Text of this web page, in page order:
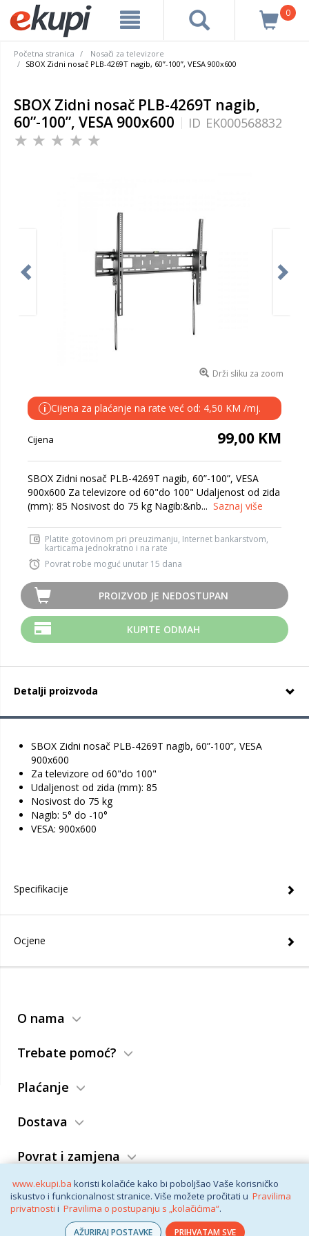
www.ekupi.ba koristi kolačiće kako bi poboljšao Vaše korisničko
iskustvo i funkcionalnost stranice. Više možete pročitati u Pravilima
privatnosti i Pravilima o postupanju s „kolačićima“.
AŽURIRAJ POSTAVKE PRIHVATAM SVE
0
Početna stranica
Nosači za televizore
SBOX Zidni nosač PLB-4269T nagib, 60”-100”, VESA 900x600
SBOX Zidni nosač PLB-4269T nagib,
60”-100”, VESA 900x600
ID EK000568832
Drži sliku za zoom
i Cijena za plaćanje na rate već od: 4,50 KM /mj.
Cijena 99,00 KM
SBOX Zidni nosač PLB-4269T nagib, 60”-100”, VESA
900x600 Za televizore od 60"do 100" Udaljenost od zida
(mm): 85 Nosivost do 75 kg Nagib:&nb... Saznaj više
Platite gotovinom pri preuzimanju, Internet bankarstvom,
karticama jednokratno i na rate
Povrat robe moguć unutar 15 dana
PROIZVOD JE NEDOSTUPAN
KUPITE ODMAH
Detalji proizvoda
SBOX Zidni nosač PLB-4269T nagib, 60”-100”, VESA
900x600
Za televizore od 60"do 100"
Udaljenost od zida (mm): 85
Nosivost do 75 kg
Nagib: 5° do -10°
VESA: 900x600
Specifikacije
Ocjene
O nama
Trebate pomoć?
Plaćanje
Dostava
Povrat i zamjena
Opći uslovi